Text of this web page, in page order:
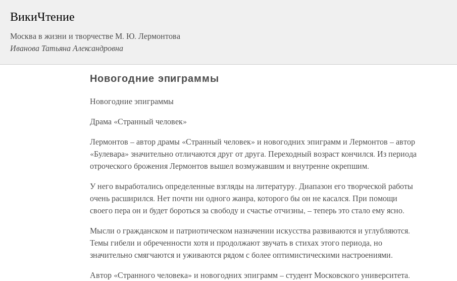
ВикиЧтение
Москва в жизни и творчестве М. Ю. Лермонтова
Иванова Татьяна Александровна
Новогодние эпиграммы
Новогодние эпиграммы
Драма «Странный человек»
Лермонтов – автор драмы «Странный человек» и новогодних эпиграмм и Лермонтов – автор
«Булевара» значительно отличаются друг от друга. Переходный возраст кончился. Из периода
отроческого брожения Лермонтов вышел возмужавшим и внутренне окрепшим.
У него выработались определенные взгляды на литературу. Диапазон его творческой работы
очень расширился. Нет почти ни одного жанра, которого бы он не касался. При помощи
своего пера он и будет бороться за свободу и счастье отчизны, – теперь это стало ему ясно.
Мысли о гражданском и патриотическом назначении искусства развиваются и углубляются.
Темы гибели и обреченности хотя и продолжают звучать в стихах этого периода, но
значительно смягчаются и уживаются рядом с более оптимистическими настроениями.
Автор «Странного человека» и новогодних эпиграмм – студент Московского университета.